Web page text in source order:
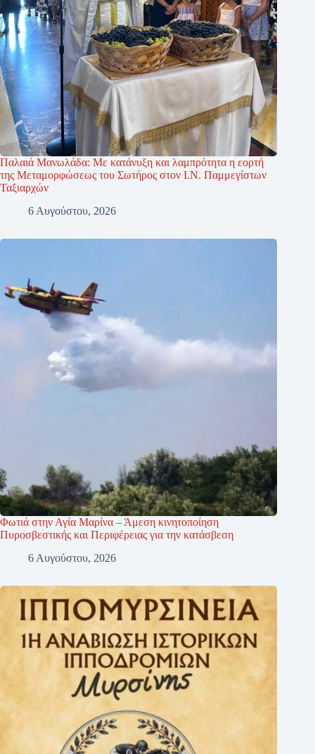
Παλαιά Μανωλάδα: Με κατάνυξη και λαμπρότητα η εορτή
της Μεταμορφώσεως του Σωτήρος στον Ι.Ν. Παμμεγίστων
Ταξιαρχών
6 Αυγούστου, 2026
Φωτιά στην Αγία Μαρίνα – Άμεση κινητοποίηση
Πυροσβεστικής και Περιφέρειας για την κατάσβεση
6 Αυγούστου, 2026